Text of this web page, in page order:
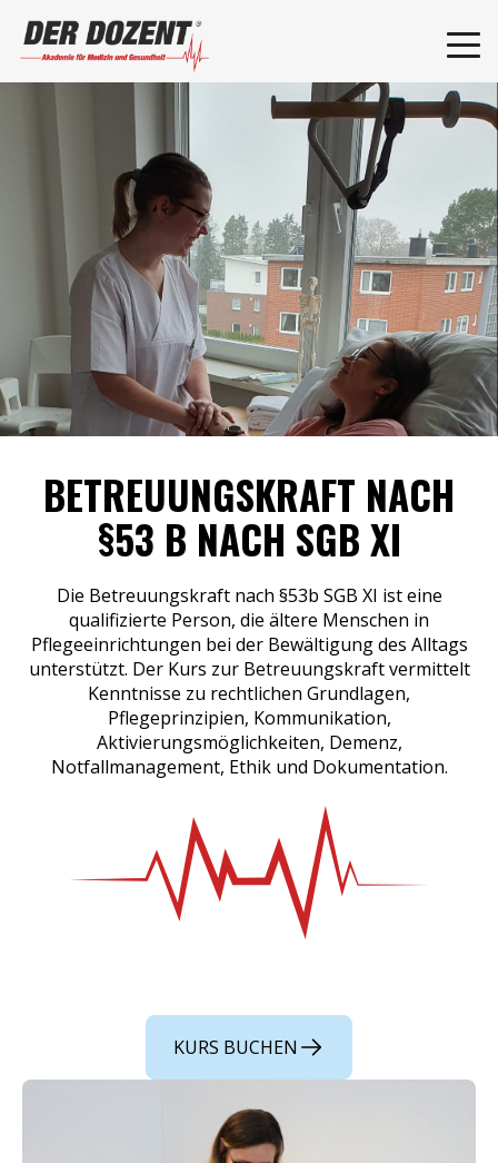
BETREUUNGSKRAFT NACH
§53 B NACH SGB XI
Die Betreuungskraft nach §53b SGB XI ist eine
qualifizierte Person, die ältere Menschen in
Pflegeeinrichtungen bei der Bewältigung des Alltags
unterstützt. Der Kurs zur Betreuungskraft vermittelt
Kenntnisse zu rechtlichen Grundlagen,
Pflegeprinzipien, Kommunikation,
Aktivierungsmöglichkeiten, Demenz,
Notfallmanagement, Ethik und Dokumentation.
KURS BUCHEN